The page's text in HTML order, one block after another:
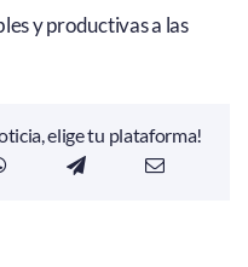
y productivas a las
elige tu plataforma!